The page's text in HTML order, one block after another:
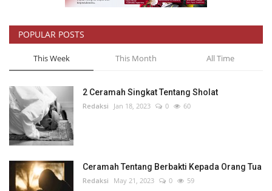
POPULAR POSTS
This Week This Month All Time
2 Ceramah Singkat Tentang Sholat
Redaksi Jan 18, 2023 0 60
Ceramah Tentang Berbakti Kepada Orang Tua
Redaksi May 21, 2023 0 59